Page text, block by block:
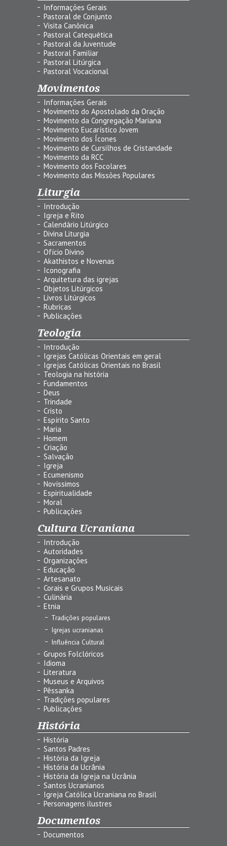
Informações Gerais
Pastoral de Conjunto
Visita Canônica
Pastoral Catequética
Pastoral da Juventude
Pastoral Familiar
Pastoral Litúrgica
Pastoral Vocacional
Movimentos
Informações Gerais
Movimento do Apostolado da Oração
Movimento da Congregação Mariana
Movimento Eucarístico Jovem
Movimento dos Ícones
Movimento de Cursilhos de Cristandade
Movimento da RCC
Movimento dos Focolares
Movimento das Missões Populares
Liturgia
Introdução
Igreja e Rito
Calendário Litúrgico
Divina Liturgia
Sacramentos
Ofício Divino
Akathistos e Novenas
Iconografia
Arquitetura das igrejas
Objetos Litúrgicos
Livros Litúrgicos
Rubricas
Publicações
Teologia
Introdução
Igrejas Católicas Orientais em geral
Igrejas Católicas Orientais no Brasil
Teologia na história
Fundamentos
Deus
Trindade
Cristo
Espírito Santo
Maria
Homem
Criação
Salvação
Igreja
Ecumenismo
Novíssimos
Espiritualidade
Moral
Publicações
Cultura Ucraniana
Introdução
Autoridades
Organizações
Educação
Artesanato
Corais e Grupos Musicais
Culinária
Etnia
Tradições populares
Igrejas ucranianas
Influência Cultural
Grupos Folclóricos
Idioma
Literatura
Museus e Arquivos
Pêssanka
Tradições populares
Publicações
História
História
Santos Padres
História da Igreja
História da Ucrânia
História da Igreja na Ucrânia
Santos Ucranianos
Igreja Católica Ucraniana no Brasil
Personagens ilustres
Documentos
Documentos